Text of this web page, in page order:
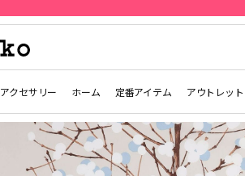
アクセサリー ホーム 定番アイテム アウトレット